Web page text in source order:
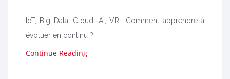
IoT, Big Data, Cloud, AI, VR… Comment apprendre à
évoluer en continu ?
Continue Reading